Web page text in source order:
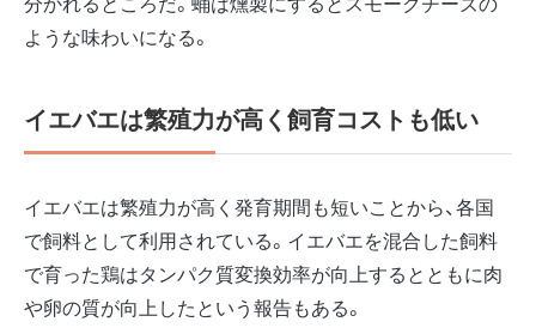
ような味わいになる。
イエバエは繁殖力が高く飼育コストも低い
イエバエは繁殖力が高く発育期間も短いことから、各国
で飼料として利用されている。イエバエを混合した飼料
で育った鶏はタンパク質変換効率が向上するとともに肉
や卵の質が向上したという報告もある。